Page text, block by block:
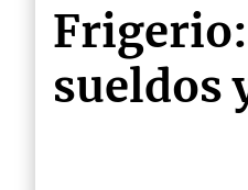
Frigerio:
sueldos